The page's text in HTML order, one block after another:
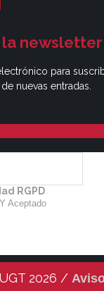
newsletter
para
nuevas entradas.
RGPD
Aceptado
2026 /